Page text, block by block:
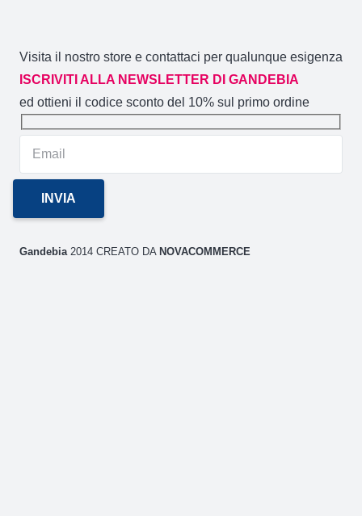
Visita il nostro store e contattaci per qualunque esigenza
ISCRIVITI ALLA NEWSLETTER DI GANDEBIA
ed ottieni il codice sconto del 10% sul primo ordine
Gandebia 2014 CREATO DA NOVACOMMERCE